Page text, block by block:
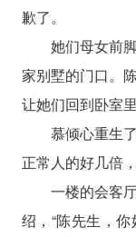
歉了。
她们母女前
家别墅的门口。
让她们回到卧室里
慕倾心重生
正常人的好几倍
一楼的会客
绍，“陈先生，